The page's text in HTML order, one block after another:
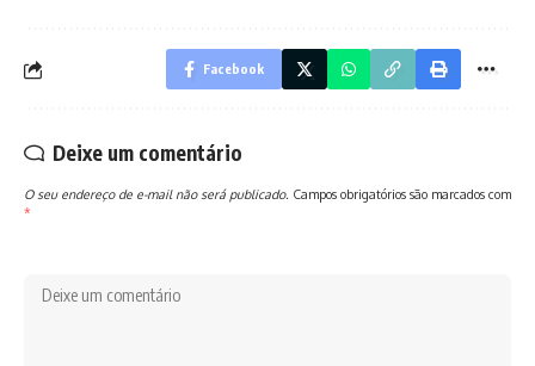
Facebook
Deixe um comentário
O seu endereço de e-mail não será publicado. Campos obrigatórios são marcados com
*